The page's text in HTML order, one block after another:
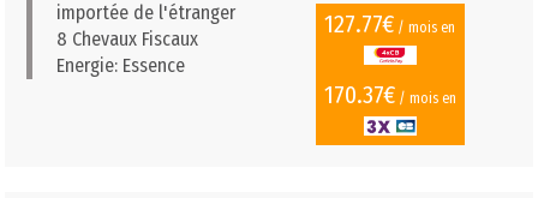
importée de l'étranger
8 Chevaux Fiscaux
Energie: Essence
127.77€ / mois en
170.37€/ mois en